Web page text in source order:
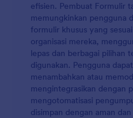
efisien. Pembuat Formulir
memungkinkan pengguna
formulir khusus yang
organisasi mereka,
lepas dan berbagai pilihan
digunakan. Pengguna
menambahkan atau
mengintegrasikan dengan
mengotomatisasi
disimpan dengan aman